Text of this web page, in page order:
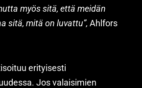
myös sitä, että meidän
sitä, mitä on luvattu”, Ahlfors
erityisesti
Jos valaisimien